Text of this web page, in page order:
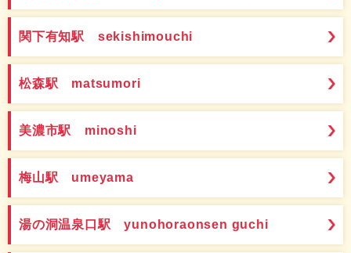
関下有知駅 sekishimouchi
松森駅 matsumori
美濃市駅 minoshi
梅山駅 umeyama
湯の洞温泉口駅 yunohoraonsen guchi